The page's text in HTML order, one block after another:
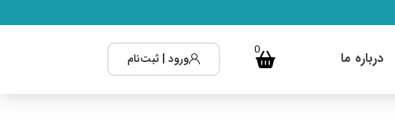
درباره ما 0
ورود | ثبت‌نام